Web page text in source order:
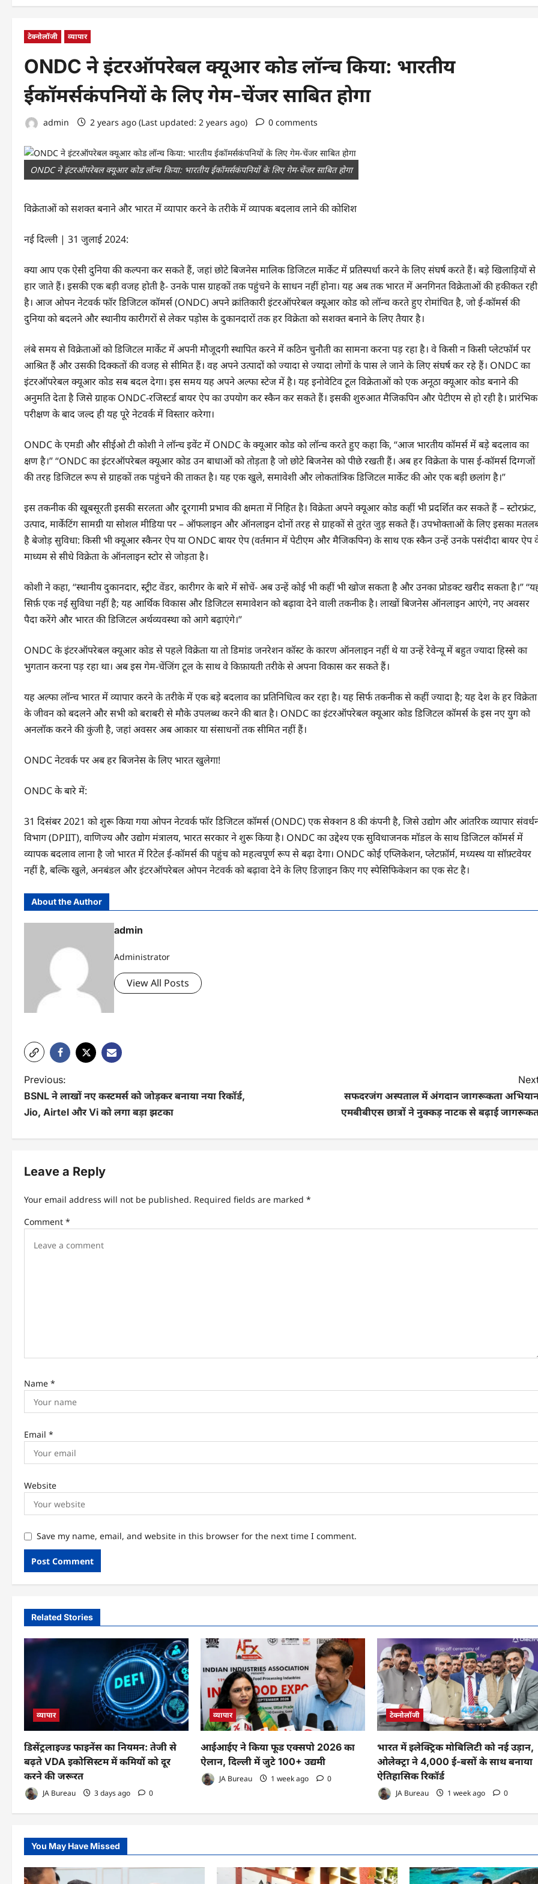
टेक्नोलॉजी व्यापार
ONDC ने इंटरऑपरेबल क्यूआर कोड लॉन्च किया: भारतीय
ईकॉमर्सकंपनियों के लिए गेम-चेंजर साबित होगा
admin 2 years ago (Last updated: 2 years ago) 0 comments
ONDC ने इंटरऑपरेबल क्यूआर कोड लॉन्च किया: भारतीय ईकॉमर्सकंपनियों के लिए गेम-चेंजर साबित होगा
विक्रेताओं को सशक्त बनाने और भारत में व्यापार करने के तरीके में व्यापक बदलाव लाने की कोशिश
नई दिल्ली | 31 जुलाई 2024:
क्या आप एक ऐसी दुनिया की कल्पना कर सकते हैं, जहां छोटे बिजनेस मालिक डिजिटल मार्केट में प्रतिस्पर्धा करने के लिए संघर्ष करते हैं। बड़े खिलाड़ियों से
हार जाते हैं। इसकी एक बड़ी वजह होती है- उनके पास ग्राहकों तक पहुंचने के साधन नहीं होना। यह अब तक भारत में अनगिनत विक्रेताओं की हकीकत रही
है। आज ओपन नेटवर्क फॉर डिजिटल कॉमर्स (ONDC) अपने क्रांतिकारी इंटरऑपरेबल क्यूआर कोड को लॉन्च करते हुए रोमांचित है, जो ई-कॉमर्स की
दुनिया को बदलने और स्थानीय कारीगरों से लेकर पड़ोस के दुकानदारों तक हर विक्रेता को सशक्त बनाने के लिए तैयार है।
लंबे समय से विक्रेताओं को डिजिटल मार्केट में अपनी मौजूदगी स्थापित करने में कठिन चुनौती का सामना करना पड़ रहा है। वे किसी न किसी प्लेटफॉर्म पर
आश्रित हैं और उसकी दिक्कतों की वजह से सीमित हैं। वह अपने उत्पादों को ज्यादा से ज्यादा लोगों के पास ले जाने के लिए संघर्ष कर रहे हैं। ONDC का
इंटरऑपरेबल क्यूआर कोड सब बदल देगा। इस समय यह अपने अल्फा स्टेज में है। यह इनोवेटिव टूल विक्रेताओं को एक अनूठा क्यूआर कोड बनाने की
अनुमति देता है जिसे ग्राहक ONDC-रजिस्टर्ड बायर ऐप का उपयोग कर स्कैन कर सकते हैं। इसकी शुरुआत मैजिकपिन और पेटीएम से हो रही है। प्रारंभिक
परीक्षण के बाद जल्द ही यह पूरे नेटवर्क में विस्तार करेगा।
ONDC के एमडी और सीईओ टी कोशी ने लॉन्च इवेंट में ONDC के क्यूआर कोड को लॉन्च करते हुए कहा कि, “आज भारतीय कॉमर्स में बड़े बदलाव का
क्षण है।” “ONDC का इंटरऑपरेबल क्यूआर कोड उन बाधाओं को तोड़ता है जो छोटे बिजनेस को पीछे रखती हैं। अब हर विक्रेता के पास ई-कॉमर्स दिग्गजों
की तरह डिजिटल रूप से ग्राहकों तक पहुंचने की ताकत है। यह एक खुले, समावेशी और लोकतांत्रिक डिजिटल मार्केट की ओर एक बड़ी छलांग है।”
इस तकनीक की खूबसूरती इसकी सरलता और दूरगामी प्रभाव की क्षमता में निहित है। विक्रेता अपने क्यूआर कोड कहीं भी प्रदर्शित कर सकते हैं – स्टोरफ्रंट,
उत्पाद, मार्केटिंग सामग्री या सोशल मीडिया पर – ऑफलाइन और ऑनलाइन दोनों तरह से ग्राहकों से तुरंत जुड़ सकते हैं। उपभोक्ताओं के लिए इसका
है बेजोड़ सुविधा: किसी भी क्यूआर स्कैनर ऐप या ONDC बायर ऐप (वर्तमान में पेटीएम और मैजिकपिन) के साथ एक स्कैन उन्हें उनके पसंदीदा बायर ऐप
माध्यम से सीधे विक्रेता के ऑनलाइन स्टोर से जोड़ता है।
कोशी ने कहा, “स्थानीय दुकानदार, स्ट्रीट वेंडर, कारीगर के बारे में सोचें- अब उन्हें कोई भी कहीं भी खोज सकता है और उनका प्रोडक्ट खरीद सकता है।”
सिर्फ़ एक नई सुविधा नहीं है; यह आर्थिक विकास और डिजिटल समावेशन को बढ़ावा देने वाली तकनीक है। लाखों बिजनेस ऑनलाइन आएंगे, नए अवसर
पैदा करेंगे और भारत की डिजिटल अर्थव्यवस्था को आगे बढ़ाएंगे।”
ONDC के इंटरऑपरेबल क्यूआर कोड से पहले विक्रेता या तो डिमांड जनरेशन कॉस्ट के कारण ऑनलाइन नहीं थे या उन्हें रेवेन्यू में बहुत ज्यादा हिस्से का
भुगतान करना पड़ रहा था। अब इस गेम-चेंजिंग टूल के साथ वे किफ़ायती तरीके से अपना विकास कर सकते हैं।
यह अल्फा लॉन्च भारत में व्यापार करने के तरीके में एक बड़े बदलाव का प्रतिनिधित्व कर रहा है। यह सिर्फ तकनीक से कहीं ज्यादा है; यह देश के हर विक्रेता
के जीवन को बदलने और सभी को बराबरी से मौके उपलब्ध करने की बात है। ONDC का इंटरऑपरेबल क्यूआर कोड डिजिटल कॉमर्स के इस नए युग को
अनलॉक करने की कुंजी है, जहां अवसर अब आकार या संसाधनों तक सीमित नहीं हैं।
ONDC नेटवर्क पर अब हर बिजनेस के लिए भारत खुलेगा!
ONDC के बारे में:
31 दिसंबर 2021 को शुरू किया गया ओपन नेटवर्क फॉर डिजिटल कॉमर्स (ONDC) एक सेक्शन 8 की कंपनी है, जिसे उद्योग और आंतरिक व्यापार
विभाग (DPIIT), वाणिज्य और उद्योग मंत्रालय, भारत सरकार ने शुरू किया है। ONDC का उद्देश्य एक सुविधाजनक मॉडल के साथ डिजिटल कॉमर्स में
व्यापक बदलाव लाना है जो भारत में रिटेल ई-कॉमर्स की पहुंच को महत्वपूर्ण रूप से बढ़ा देगा। ONDC कोई एप्लिकेशन, प्लेटफ़ॉर्म, मध्यस्थ या सॉफ़्टवेयर
नहीं है, बल्कि खुले, अनबंडल और इंटरऑपरेबल ओपन नेटवर्क को बढ़ावा देने के लिए डिज़ाइन किए गए स्पेसिफिकेशन का एक सेट है।
About the Author
admin
Administrator
View All Posts
P
o
n
i
n
Previous:
BSNL ने लाखों नए कस्टमर्स को जोड़कर बनाया नया रिकॉर्ड,
Jio, Airtel और Vi को लगा बड़ा झटका
सफदरजंग अस्पताल में अंगदान जागरूकता
एमबीबीएस छात्रों ने नुक्कड़ नाटक से बढ़ाई
Leave a Reply
Your email address will not be published. Required fields are marked *
Comment *
Name *
Email *
Website
Save my name, email, and website in this browser for the next time I comment.
Related Stories
व्यापार
डिसेंट्रलाइज्ड फाइनेंस का नियमन: तेजी से
बढ़ते VDA इकोसिस्टम में कमियों को दूर
करने की जरूरत
JA Bureau 3 days ago 0
व्यापार
आईआईए ने किया फूड एक्सपो 2026 का
ऐलान, दिल्ली में जुटे 100+ उद्यमी
JA Bureau 1 week ago 0
टेक्नोलॉजी
भारत में इलेक्ट्रिक मोबिलिटी को नई उड़ान,
ओलेक्ट्रा ने 4,000 ई-बसों के साथ बनाया
ऐतिहासिक रिकॉर्ड
JA Bureau 1 week ago 0
You May Have Missed